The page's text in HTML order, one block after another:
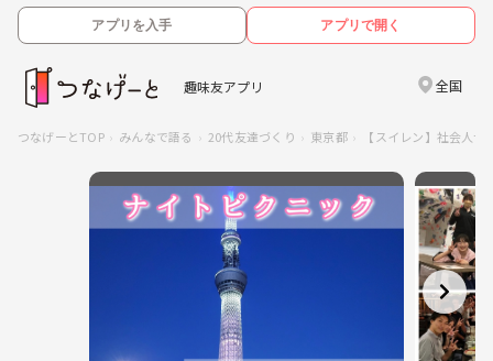
アプリを入手 アプリで開く
趣味友アプリ 全国
つなげーとTOP みんなで語る 20代友達づくり 東京都 【スイレン】社会人